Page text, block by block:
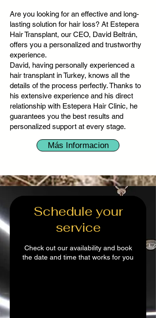
Are you looking for an effective and long-
lasting solution for hair loss? At Estepera
Hair Transplant, our CEO, David Beltrán,
offers you a personalized and trustworthy
experience.
David, having personally experienced a
hair transplant in Turkey, knows all the
details of the process perfectly. Thanks to
his extensive experience and his direct
relationship with Estepera Hair Clinic, he
guarantees you the best results and
personalized support at every stage.
Más Informacion
Schedule your
service
Check out our availability and book
the date and time that works for you